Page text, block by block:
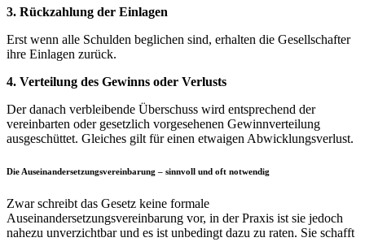
3. Rückzahlung der Einlagen
Erst wenn alle Schulden beglichen sind, erhalten die Gesellschafter
ihre Einlagen zurück.
4. Verteilung des Gewinns oder Verlusts
Der danach verbleibende Überschuss wird entsprechend der
vereinbarten oder gesetzlich vorgesehenen Gewinnverteilung
ausgeschüttet. Gleiches gilt für einen etwaigen Abwicklungsverlust.
Die Auseinandersetzungsvereinbarung – sinnvoll und oft notwendig
Zwar schreibt das Gesetz keine formale
Auseinandersetzungsvereinbarung vor, in der Praxis ist sie jedoch
nahezu unverzichtbar und es ist unbedingt dazu zu raten. Sie schafft